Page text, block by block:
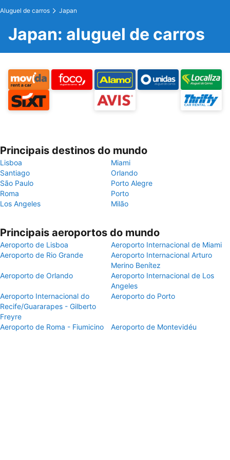
Aluguel de carros Japan
Japan: aluguel de carros
Principais destinos do mundo
Lisboa
Miami
Santiago
Orlando
São Paulo
Porto Alegre
Roma
Porto
Los Angeles
Milão
Principais aeroportos do mundo
Aeroporto de Lisboa
Aeroporto Internacional de Miami
Aeroporto de Rio Grande
Aeroporto Internacional Arturo
Merino Benítez
Aeroporto de Orlando
Aeroporto Internacional de Los
Angeles
Aeroporto Internacional do
Recife/Guararapes - Gilberto
Freyre
Aeroporto do Porto
Aeroporto de Roma - Fiumicino Aeroporto de Montevidéu